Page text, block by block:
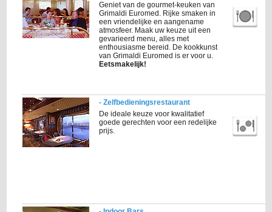
Geniet van de gourmet-keuken van
Grimaldi Euromed. Rijke smaken in
een vriendelijke en aangename
atmosfeer. Maak uw keuze uit een
gevarieerd menu, alles met
enthousiasme bereid. De kookkunst
van Grimaldi Euromed is er voor u.
Eetsmakelijk!
- Zelfbedieningsrestaurant
De ideale keuze voor kwalitatief
goede gerechten voor een redelijke
prijs.